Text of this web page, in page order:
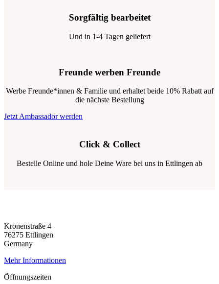
Sorgfältig bearbeitet
Und in 1-4 Tagen geliefert
Freunde werben Freunde
Werbe Freunde*innen & Familie und erhaltet beide 10% Rabatt auf
die nächste Bestellung
Jetzt Ambassador werden
Click & Collect
Bestelle Online und hole Deine Ware bei uns in Ettlingen ab
Kronenstraße 4
76275 Ettlingen
Germany
Mehr Informationen
Öffnungszeiten